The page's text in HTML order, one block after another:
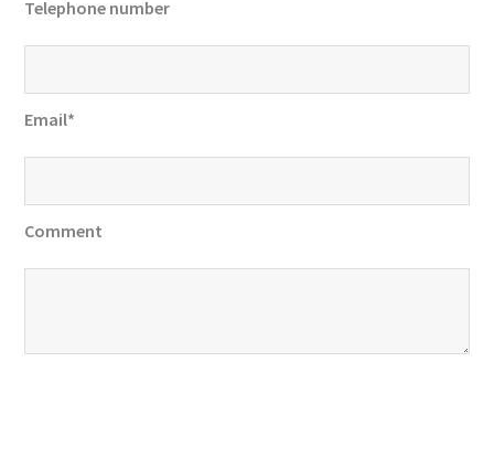
Telephone number
Email
Comment